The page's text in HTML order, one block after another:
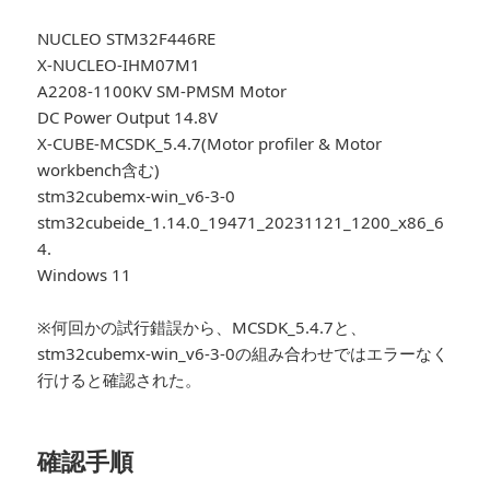
NUCLEO STM32F446RE
X-NUCLEO-IHM07M1
A2208-1100KV SM-PMSM Motor
DC Power Output 14.8V
X-CUBE-MCSDK_5.4.7(Motor profiler & Motor
workbench含む)
stm32cubemx-win_v6-3-0
stm32cubeide_1.14.0_19471_20231121_1200_x86_6
4.
Windows 11
※何回かの試行錯誤から、MCSDK_5.4.7と、
stm32cubemx-win_v6-3-0の組み合わせではエラーなく
行けると確認された。
確認手順